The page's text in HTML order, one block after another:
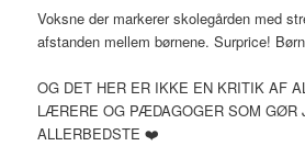
Voksne der markerer skolegården med
afstanden mellem børnene. Surprice!
OG DET HER ER IKKE EN KRITIK AF
LÆRERE OG PÆDAGOGER SOM GØR
ALLERBEDSTE ❤️